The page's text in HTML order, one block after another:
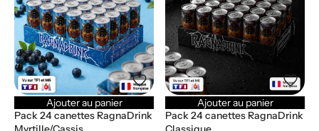
Ajouter au panier
Pack 24 canettes RagnaDrink
Ajouter au panier
Pack 24 canettes RagnaDrink